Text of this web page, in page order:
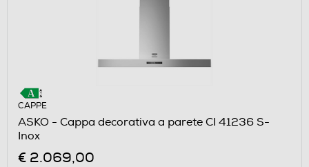
CAPPE
ASKO - Cappa decorativa a parete CI 41236 S-
Inox
€ 2.069,00